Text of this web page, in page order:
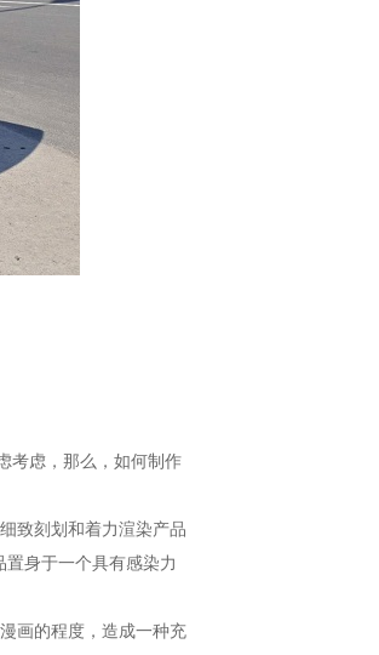
考虑，那么，如何制作
致刻划和着力渲染产品
身于一个具有感染力
画的程度，造成一种充